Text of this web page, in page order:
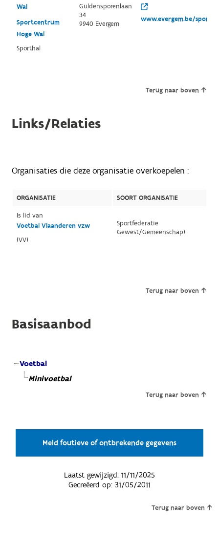
Wal
Sportcentrum
Hoge Wal
Sporthal
Guldensporenlaan
34
9940 Evergem
www.evergem.be/
Terug naar boven
Links/Relaties
Organisaties die deze organisatie overkoepelen :
ORGANISATIE
SOORT ORGANISATIE
Is lid van
Voetbal Vlaanderen vzw
(VV)
Sportfederatie
Gewest/Gemeenschap)
Terug naar boven
Basisaanbod
Voetbal
Minivoetbal
Terug naar boven
Meld foutieve of ontbrekende gegevens
Laatst gewijzigd: 11/11/2025
Gecreëerd op: 31/05/2011
Terug naar boven